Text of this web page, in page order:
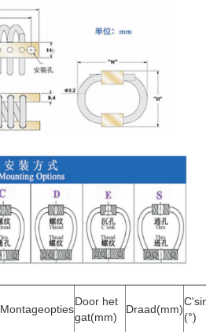
Montageopties
Door het
gat(mm)
Draad(mm)
(°)